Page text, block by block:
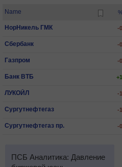
Name
НорНикель ГМК -
Сбербанк -
Газпром -
Банк ВТБ
ЛУКОЙЛ -
Сургутнефтегаз -
Сургутнефтегаз пр. -
ПСБ Аналитика: Давление